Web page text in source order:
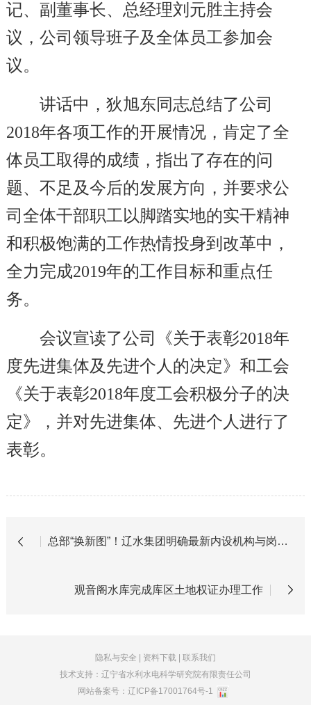
记、副董事长、总经理刘元胜主持会
议，公司领导班子及全体员工参加会
议。
讲话中，狄旭东同志总结了公司
2018年各项工作的开展情况，肯定了全
体员工取得的成绩，指出了存在的问
题、不足及今后的发展方向，并要求公
司全体干部职工以脚踏实地的实干精神
和积极饱满的工作热情投身到改革中，
全力完成2019年的工作目标和重点任
务。
会议宣读了公司《关于表彰2018年
度先进集体及先进个人的决定》和工会
《关于表彰2018年度工会积极分子的决
定》，并对先进集体、先进个人进行了
表彰。
总部“换新图”！辽水集团明确最新内设机构与岗位职责
观音阁水库完成库区土地权证办理工作
隐私与安全 资料下载|
联系我们
技术支持：辽宁省水利水电科学研究院有限责任公司
网站备案号：辽ICP备17001764号-1